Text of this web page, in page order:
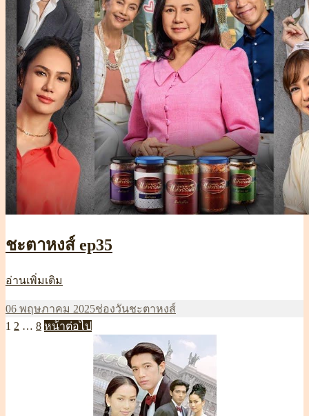
ชะตาหงส์ ep35
อ่านเพิ่มเติม
ep35
เขียน
เมื่อ
06 พฤษภาคม 2025หมวด
ช่องวันป้าย
ชะตาหงส์
Posts
หน้า
1 หน้า
2 … หน้า
8 หน้าต่อไป